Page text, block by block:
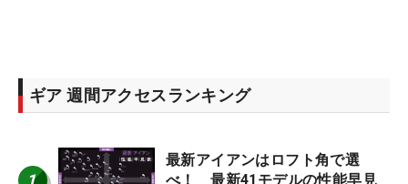
ギア 週間アクセスランキング
最新アイアンはロフト角で選
べ！ 最新41モデルの性能早見